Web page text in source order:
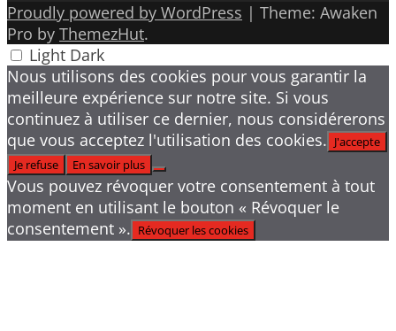
Proudly powered by WordPress | Theme: Awaken
Pro by ThemezHut.
Light Dark
Nous utilisons des cookies pour vous garantir la
meilleure expérience sur notre site. Si vous
continuez à utiliser ce dernier, nous considérerons
que vous acceptez l'utilisation des cookies. J'accepte
Je refuse
En savoir plus
Vous pouvez révoquer votre consentement à tout
moment en utilisant le bouton « Révoquer le
consentement ». Révoquer les cookies